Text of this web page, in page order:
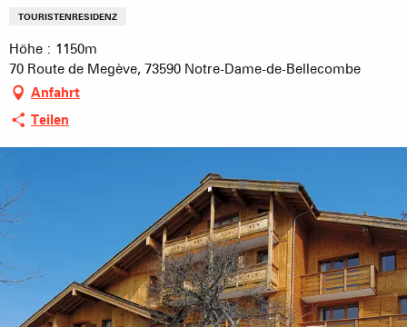
TOURISTENRESIDENZ
Höhe : 1150m
70 Route de Megève, 73590 Notre-Dame-de-Bellecombe
Anfahrt
Teilen